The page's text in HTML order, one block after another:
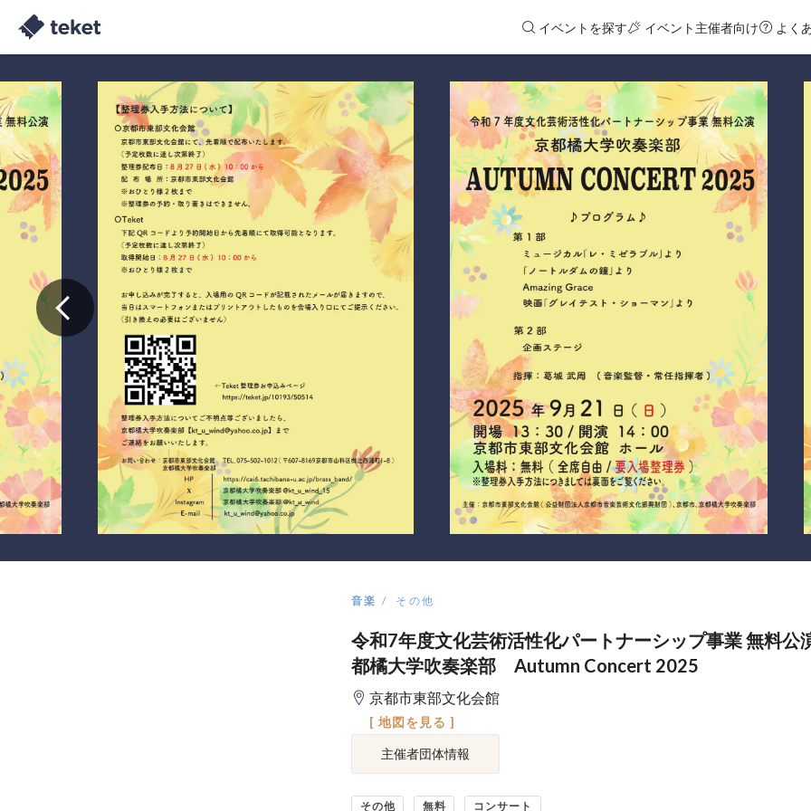
イベントを探す イベント主催者向け よく
音楽 その他
令和7年度文化芸術活性化パートナーシップ事業 無料
都橘大学吹奏楽部 Autumn Concert 2025
京都市東部文化会館
[ 地図を見る ]
主催者団体情報
その他 無料 コンサート